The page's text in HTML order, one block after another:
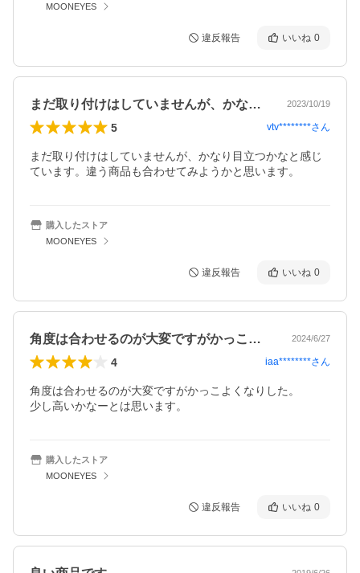
MOONEYES
違反報告 いいね 0
まだ取り付けはしていませんが、かなり目… 2023/10/19
5 vtv********さん
まだ取り付けはしていませんが、かなり目立つかなと感じ
ています。違う商品も合わせてみようかと思います。
購入したストア
MOONEYES
違反報告 いいね 0
角度は合わせるのが大変ですがかっこよく… 2024/6/27
4 iaa********さん
角度は合わせるのが大変ですがかっこよくなりした。
少し高いかなーとは思います。
購入したストア
MOONEYES
違反報告 いいね 0